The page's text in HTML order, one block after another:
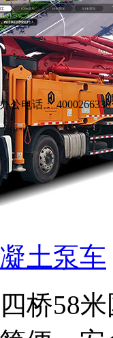
电话：
土泵车
桥58